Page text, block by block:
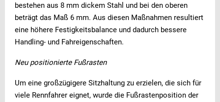
bestehen aus 8 mm dickem Stahl und bei den oberen
beträgt das Maß 6 mm. Aus diesen Maßnahmen resultiert
eine höhere Festigkeitsbalance und dadurch bessere
Handling- und Fahreigenschaften.
Neu positionierte Fußrasten
Um eine großzügigere Sitzhaltung zu erzielen, die sich für
viele Rennfahrer eignet, wurde die Fußrastenposition der